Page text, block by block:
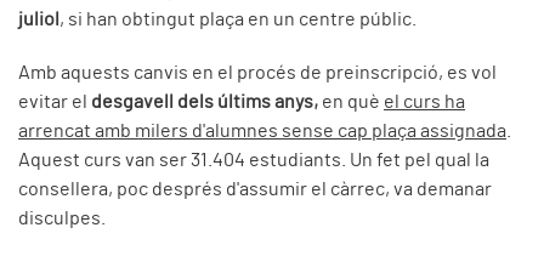
juliol , si han obtingut plaça en un centre públic.
Amb aquests canvis en el procés de preinscripció, es vol
evitar el desgavell dels últims anys, en què el curs ha
arrencat amb milers d'alumnes sense cap plaça assignada
Aquest curs van ser 31.404 estudiants. Un fet pel qual la
consellera, poc després d'assumir el càrrec, va demanar
disculpes.